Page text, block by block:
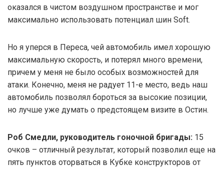
оказался в чистом воздушном пространстве и мог
максимально использовать потенциал шин Soft.
Но я уперся в Переса, чей автомобиль имел хорошую
максимальную скорость, и потерял много времени,
причем у меня не было особых возможностей для
атаки. Конечно, меня не радует 11-е место, ведь наш
автомобиль позволял бороться за высокие позиции,
но лучше уже думать о предстоящем визите в Остин.
Роб Смедли, руководитель гоночной бригады: 15
очков – отличный результат, который позволил еще на
пять пунктов оторваться в Кубке конструкторов от